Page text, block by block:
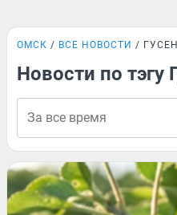
ОМСК ВСЕ НОВОСТИ
Новости по тэгу